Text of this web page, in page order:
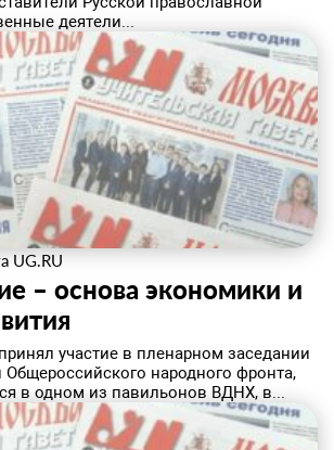
деятели...
UG.RU
– основа экономики и
участие в пленарном заседании
народного фронта,
в одном из павильонов ВДНХ, в...